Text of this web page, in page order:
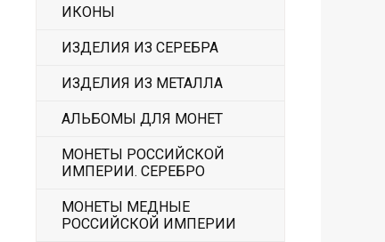
ИКОНЫ
ИЗДЕЛИЯ ИЗ СЕРЕБРА
ИЗДЕЛИЯ ИЗ МЕТАЛЛА
АЛЬБОМЫ ДЛЯ МОНЕТ
МОНЕТЫ РОССИЙСКОЙ
ИМПЕРИИ. СЕРЕБРО
МОНЕТЫ МЕДНЫЕ
РОССИЙСКОЙ ИМПЕРИИ